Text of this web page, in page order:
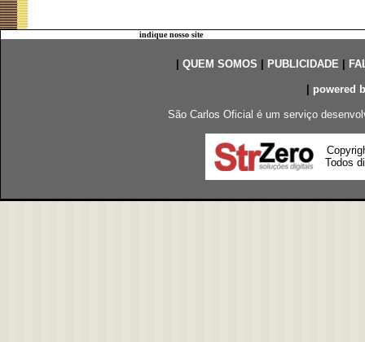
indique nosso site
QUEM SOMOS PUBLICIDADE|
powered
São Carlos Oficial é um serviço
Todos